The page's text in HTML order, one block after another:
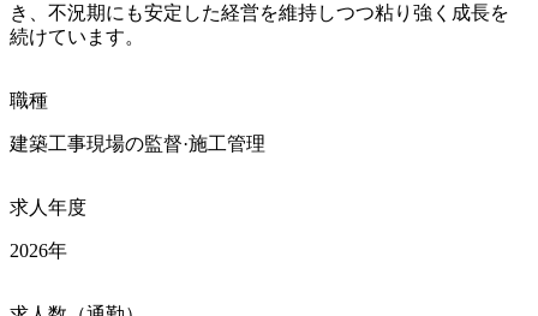
き、不況期にも安定した経営を維持しつつ粘り強く成長を
続けています。
職種
建築工事現場の監督·施工管理
求人年度
2026年